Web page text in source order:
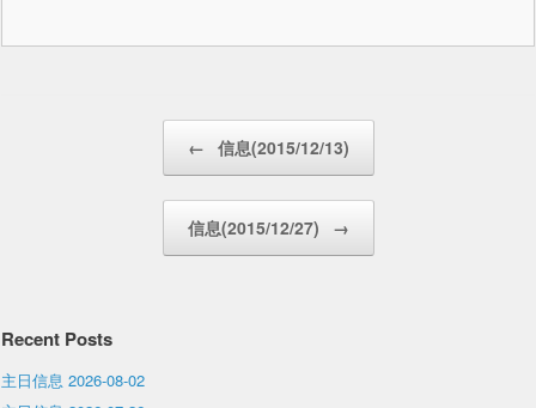
← 信息(2015/12/13)
信息(2015/12/27) →
Recent Posts
主日信息 2026-08-02